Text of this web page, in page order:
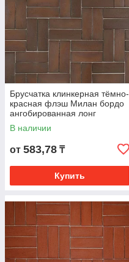
Брусчатка клинкерная тёмно-
красная флэш Милан бордо
ангобированная лонг
В наличии
от 583,78 ₸
Купить